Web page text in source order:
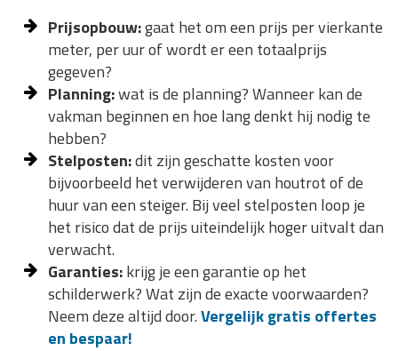
Prijsopbouw:gaat het om een prijs per vierkante
meter, per uur of wordt er een totaalprijs
gegeven?
Planning:wat is de planning? Wanneer kan de
vakman beginnen en hoe lang denkt hij nodig te
hebben?
Stelposten:dit zijn geschatte kosten voor
bijvoorbeeld het verwijderen van houtrot of de
huur van een steiger. Bij veel stelposten loop je
het risico dat de prijs uiteindelijk hoger uitvalt dan
verwacht.
Garanties:krijg je een garantie op het
schilderwerk? Wat zijn de exacte voorwaarden?
Neem deze altijd door.Vergelijk gratis offertes
en bespaar!